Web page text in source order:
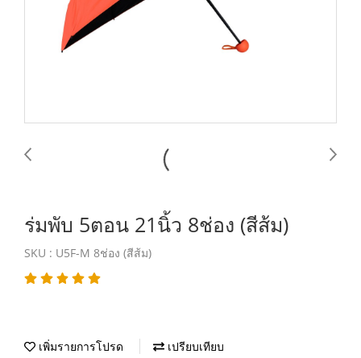
ร่มพับ 5ตอน 21นิ้ว 8ช่อง (สีส้ม)
SKU : U5F-M 8ช่อง (สีส้ม)
เพิ่มรายการโปรด เปรียบเทียบ